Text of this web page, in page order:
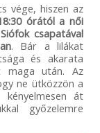
vége, hiszen az
órától a női
csapatával
. Bár a lilákat
és akarata
maga után. Az
ne ütközzön a
kényelmesen át
győzelemre